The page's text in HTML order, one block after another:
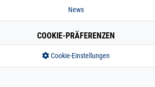
News
COOKIE-PRÄFERENZEN
Cookie-Einstellungen